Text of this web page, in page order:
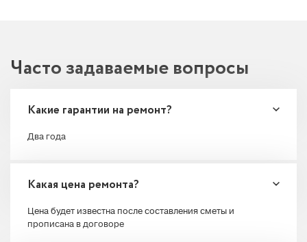
Часто задаваемые вопросы
Какие гарантии на ремонт?
Два года
Какая цена ремонта?
Цена будет известна после составления сметы и
прописана в договоре